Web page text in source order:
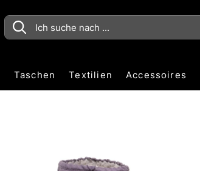
Taschen Textilien Accessoires